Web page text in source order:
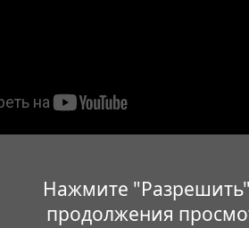
Нажмите
продолжения